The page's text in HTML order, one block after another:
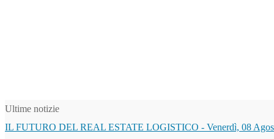
Ultime notizie
IL FUTURO DEL REAL ESTATE LOGISTICO - Venerdì, 08